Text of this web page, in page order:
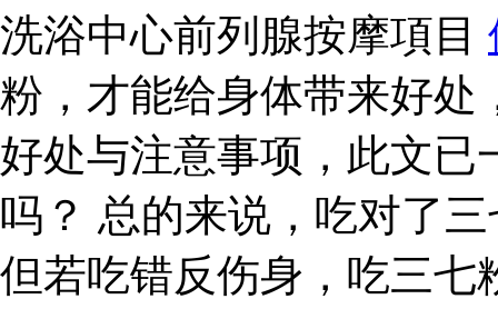
洗浴中心前列腺按摩項目
粉，才能给身体带来好处
好处与注意事项，此文已
吗？ 总的来说，吃对了
但若吃错反伤身，吃三七